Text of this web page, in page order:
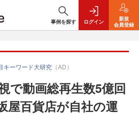
事例を探す ログイン
新規
会員登録
キーワード大研究 （AD）
で動画総再生数5億回
屋百貨店が自社の運